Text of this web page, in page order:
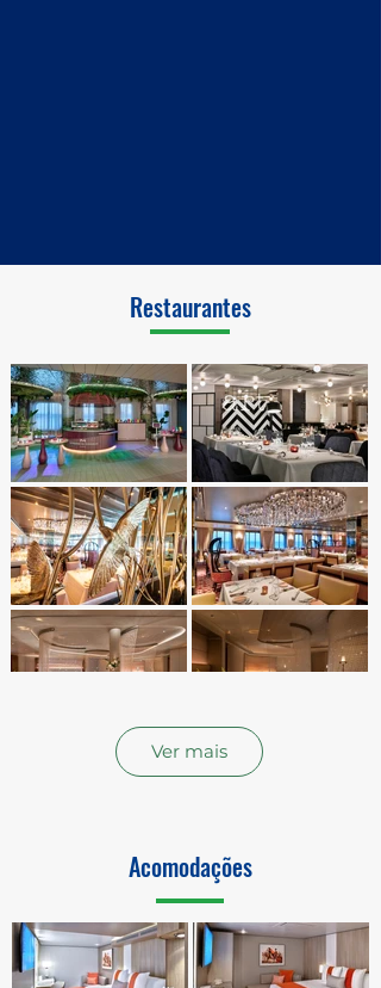
Restaurantes
Ver mais
Acomodações